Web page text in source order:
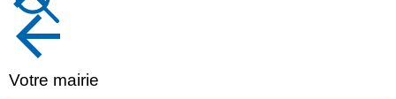
Votre mairie